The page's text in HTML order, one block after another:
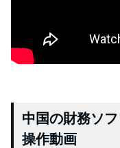
中国の財務ソ
操作動画